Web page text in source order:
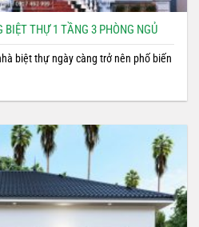
THỰ 1 TẦNG 3 PHÒNG NGỦ
biệt thự ngày càng trở nên phố biến